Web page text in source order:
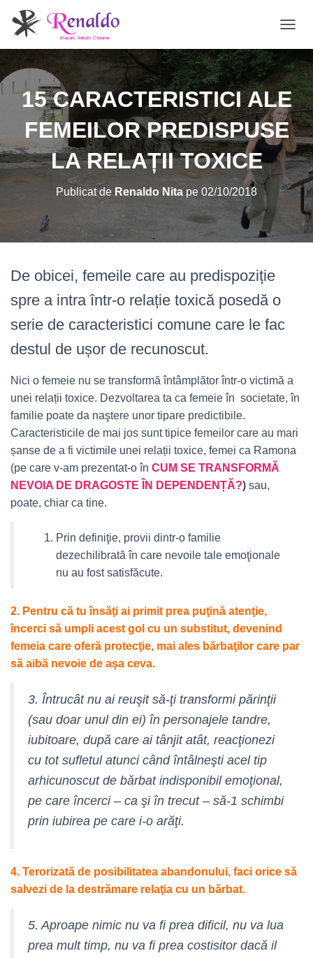
O
M
U
T
Ă
N
A
I
G
A
15 CARACTERISTICI ALE
FEMEILOR PREDISPUSE
LA RELAȚII TOXICE
Publicat de Renaldo Nita pe 02/10/2018
De obicei, femeile care au predispoziție
spre a intra într-o relație toxică posedă o
serie de caracteristici comune care le fac
destul de ușor de recunoscut.
Nici o femeie nu se transformă întâmplător într-o victimă a
unei relații toxice. Dezvoltarea ta ca femeie în societate, în
familie poate da naştere unor tipare predictibile.
Caracteristicile de mai jos sunt tipice femeilor care au mari
șanse de a fi victimile unei relații toxice, femei ca Ramona
(pe care v-am prezentat-o în CUM SE TRANSFORMĂ
NEVOIA DE DRAGOSTE ÎN DEPENDENȚĂ?) sau,
poate, chiar ca tine.
Prin definiţie, provii dintr-o familie
dezechilibrată în care nevoile tale emoţionale
nu au fost satisfăcute.
2. Pentru că tu însăţi ai primit prea puţină atenţie,
încerci să umpli acest gol cu un substitut, devenind
femeia care oferă protecţie, mai ales bărbaţilor care par
să aibă nevoie de aşa ceva.
3. Întrucât nu ai reuşit să-ţi transformi părinţii
(sau doar unul din ei) în personajele tandre,
iubitoare, după care ai tânjit atât, reacţionezi
cu tot sufletul atunci când întâlneşti acel tip
arhicunoscut de bărbat indisponibil emoţional,
pe care încerci – ca şi în trecut – să-1 schimbi
prin iubirea pe care i-o arăţi.
4. Terorizată de posibilitatea abandonului, faci orice să
salvezi de la destrămare relaţia cu un bărbat.
5. Aproape nimic nu va fi prea dificil, nu va lua
prea mult timp, nu va fi prea costisitor dacă il